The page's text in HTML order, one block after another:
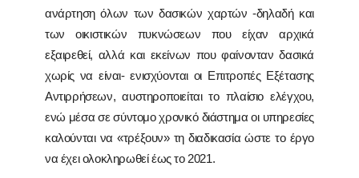
ανάρτηση όλων των δασικών χαρτών -δηλαδή και
των οικιστικών πυκνώσεων που είχαν αρχικά
εξαιρεθεί, αλλά και εκείνων που φαίνονταν δασικά
χωρίς να είναι- ενισχύονται οι Επιτροπές Εξέτασης
Αντιρρήσεων, αυστηροποιείται το πλαίσιο ελέγχου,
ενώ μέσα σε σύντομο χρονικό διάστημα οι υπηρεσίες
καλούνται να «τρέξουν» τη διαδικασία ώστε το έργο
να έχει ολοκληρωθεί έως το 2021.